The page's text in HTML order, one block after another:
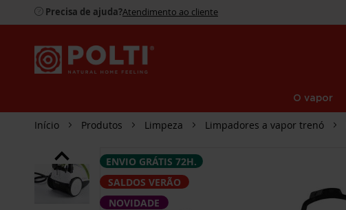
Precisa de ajuda?Atendimento ao cliente
O vapor
Início Produtos Limpeza Limpadores a vapor trenó
SALTAR
PARA
O
FINAL
ENVIO GRÁTIS 72H.
SALDOS VERÃO
NOVIDADE